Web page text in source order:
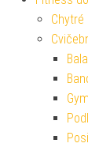
Chytré